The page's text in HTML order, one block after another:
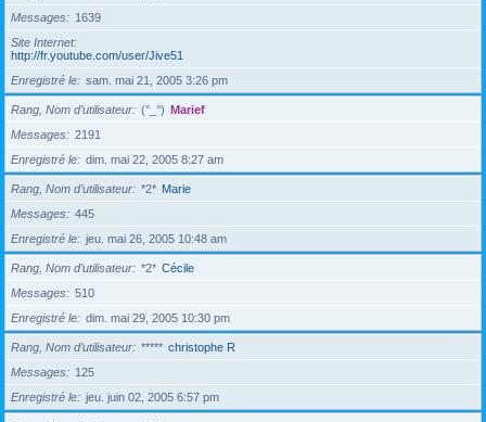
Messages
1639
Site Internet
http://fr.youtube.com/user/Jive51
Enregistré le
sam. mai 21, 2005 3:26 pm
Rang, Nom d’utilisateur (°_°) Marief
Messages
2191
Enregistré le
dim. mai 22, 2005 8:27 am
Rang, Nom d’utilisateur *2* Marie
Messages
445
Enregistré le
jeu. mai 26, 2005 10:48 am
Rang, Nom d’utilisateur *2* Cécile
Messages
510
Enregistré le
dim. mai 29, 2005 10:30 pm
Rang, Nom d’utilisateur ***** christophe R
Messages
125
Enregistré le
jeu. juin 02, 2005 6:57 pm